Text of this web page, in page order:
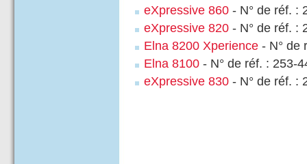
eXpressive 860 - N° de réf. :
eXpressive 820 - N° de réf. :
Elna 8200 Xperience - N° de
Elna 8100 - N° de réf. : 253-
eXpressive 830 - N° de réf. :